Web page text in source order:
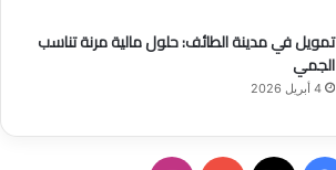
تمويل في مدينة الطائف: حلول مالية مرنة تناسب
الجمي
4 أبريل 2026